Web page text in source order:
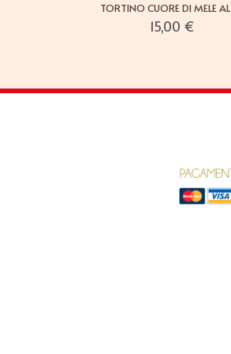
TORTINO CUORE DI MELE
15,00 €